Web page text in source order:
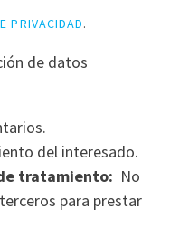
PRIVACIDAD.
de datos
del interesado.
tratamiento: No
para prestar